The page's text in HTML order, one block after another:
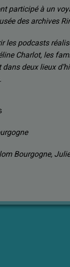
participé à un
des archives
les podcasts
Charlot, les
dans deux lieux
Bourgogne, J